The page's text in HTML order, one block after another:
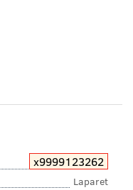
х9999123262
Laparet